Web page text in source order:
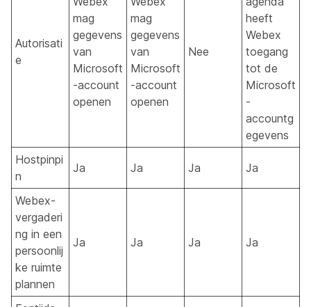
Autorisati
e
mag
gegevens
van
Microsoft
-account
openen
mag
gegevens
van
Microsoft
-account
openen
Nee
heeft
Webex
toegang
tot de
Microsoft
-
accountg
egevens
Hostpinpi
n
Ja Ja Ja Ja
Webex-
vergaderi
ng in een
persoonlij
ke ruimte
plannen
Ja Ja Ja Ja